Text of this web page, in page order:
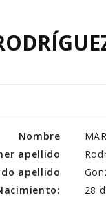
Nombre
apellido
apellido
28